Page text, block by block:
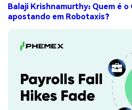
Balaji Krishnamurthy: Quem é o
apostando em Robotaxis?